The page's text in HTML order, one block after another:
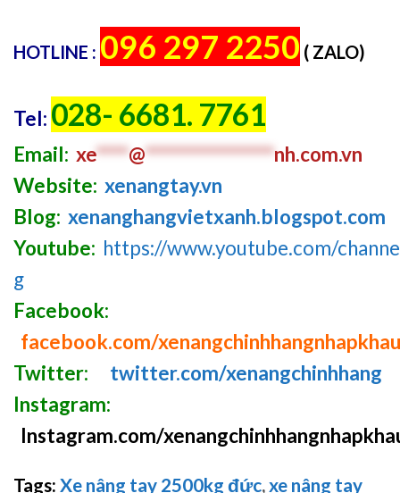
HOTLINE : 096 297 2250 ( ZALO)
Tel: 028- 6681. 7761
Email: xe****@****************nh.com.vn
Website: xenangtay.vn
Blog: xenanghangvietxanh.blogspot.com
Youtube: https://www.youtube.com/
g
Facebook:
facebook.com/xenangchinhhangnhapkhau
Twitter:
twitter.com/xenangchinhhang
Instagram:
Instagram.com/
Tags: Xe nâng tay 2500kg đức,xe nâng tay